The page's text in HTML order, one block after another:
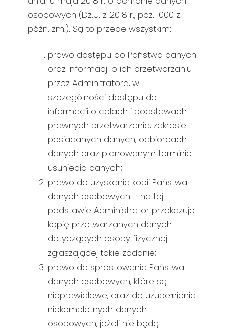
osobowych (Dz.U. z 2018 r., poz. 1000 z
późn. zm.). Są to przede wszystkim:
prawo dostępu do Państwa danych
oraz informacji o ich przetwarzaniu
przez Adminitratora, w
szczególności dostępu do
informacji o celach i podstawach
prawnych przetwarzania, zakresie
posiadanych danych, odbiorcach
danych oraz planowanym terminie
usunięcia danych;
prawo do uzyskania kopii Państwa
danych osobowych – na tej
podstawie Administrator przekazuje
kopię przetwarzanych danych
dotyczących osoby fizycznej
zgłaszającej takie żądanie;
prawo do sprostowania Państwa
danych osobowych, które są
nieprawidłowe, oraz do uzupełnienia
niekompletnych danych
osobowych, jeżeli nie będą